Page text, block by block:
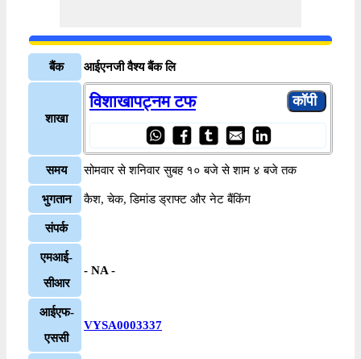
बैंक आईएनजी वैश्य बैंक लि
शाखा
विशाखापट्नम टफ
समय सोमवार से शनिवार सुबह १० बजे से शाम ४ बजे तक
भुगतान कैश, चेक, डिमांड ड्राफ्ट और नेट बैंकिंग
संपर्क
एमआई-
सीआर
- NA -
आईएफ-
एससी
VYSA0003337